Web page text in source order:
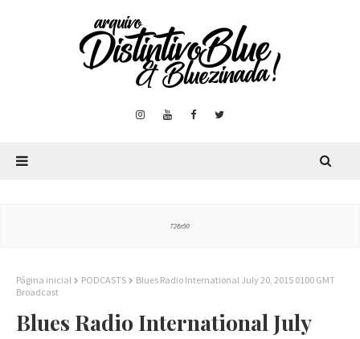
Página inicial PODCASTS
Blues Radio International July 20, 2015 0100 GMT
Broadcast
Blues Radio International July